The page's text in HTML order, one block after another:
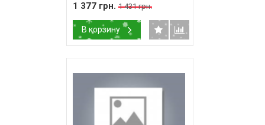
1 377 грн. 1 431 грн.
В корзину